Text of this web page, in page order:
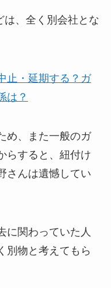
は、全く別会社とな
止・延期する？ガ
は？
め、また一般のガ
らすると、紐付け
さんは遺憾してい
に関わっていた人
別物と考えてもら